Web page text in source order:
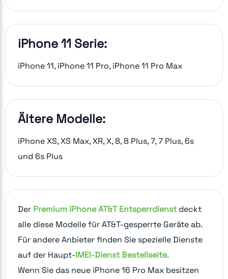
iPhone 11 Serie:
iPhone 11, iPhone 11 Pro, iPhone 11 Pro Max
Ältere Modelle:
iPhone XS, XS Max, XR, X, 8, 8 Plus, 7, 7 Plus, 6s
und 6s Plus
Der Premium iPhone AT&T Entsperrdienstdeckt
alle diese Modelle für AT&T-gesperrte Geräte ab.
Für andere Anbieter finden Sie spezielle Dienste
auf der Haupt-IMEI-Dienst Bestellseite.
Wenn Sie das neue iPhone 16 Pro Max besitzen